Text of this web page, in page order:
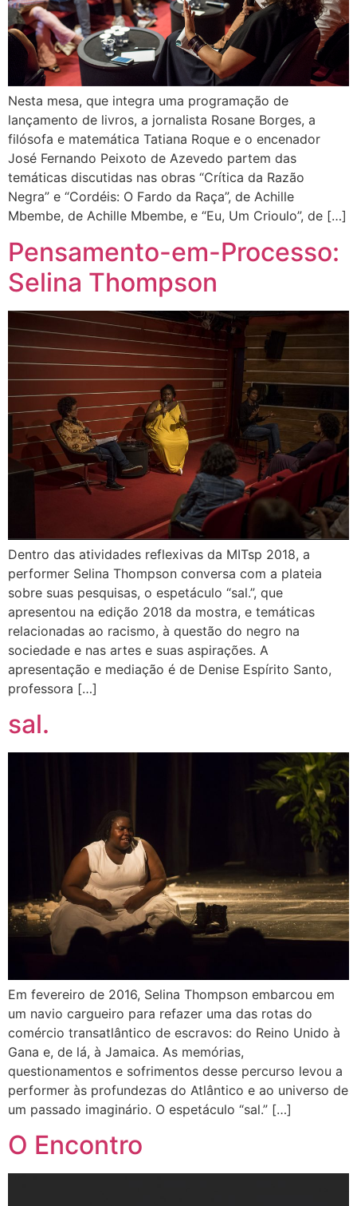
Nesta mesa, que integra uma programação de
lançamento de livros, a jornalista Rosane Borges, a
filósofa e matemática Tatiana Roque e o encenador
José Fernando Peixoto de Azevedo partem das
temáticas discutidas nas obras “Crítica da Razão
Negra” e “Cordéis: O Fardo da Raça”, de Achille
Mbembe, de Achille Mbembe, e “Eu, Um Crioulo”, de […]
Pensamento-em-Processo:
Selina Thompson
Dentro das atividades reflexivas da MITsp 2018, a
performer Selina Thompson conversa com a plateia
sobre suas pesquisas, o espetáculo “sal.”, que
apresentou na edição 2018 da mostra, e temáticas
relacionadas ao racismo, à questão do negro na
sociedade e nas artes e suas aspirações. A
apresentação e mediação é de Denise Espírito Santo,
professora […]
sal.
Em fevereiro de 2016, Selina Thompson embarcou em
um navio cargueiro para refazer uma das rotas do
comércio transatlântico de escravos: do Reino Unido à
Gana e, de lá, à Jamaica. As memórias,
questionamentos e sofrimentos desse percurso levou a
performer às profundezas do Atlântico e ao universo de
um passado imaginário. O espetáculo “sal.” […]
O Encontro